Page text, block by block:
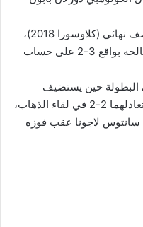
وبفوزه الليلة الماضية تأهل تيخوانا لنصف نهائي (كلاوسورا 2018)،
بعد حسم مواجهتي الذهاب والإياب لصالحه بواقع 3-2 على حساب
البطولة حين يستضيف
تولوكا، متصدر الترتيب، موريليا عقب تعادلهما 2-2 في لقاء الذهاب،
لاجونا عقب فوزه